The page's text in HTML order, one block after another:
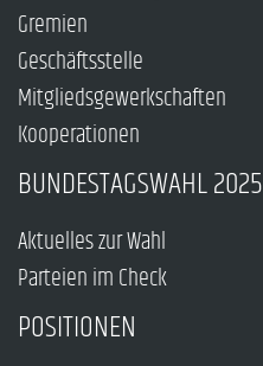
Gremien
Geschäftsstelle
Mitgliedsgewerkschaften
Kooperationen
BUNDESTAGSWAHL 2025
Aktuelles zur Wahl
Parteien im Check
POSITIONEN